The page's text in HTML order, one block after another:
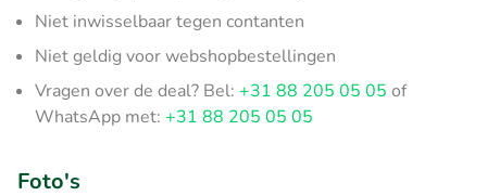
Niet inwisselbaar tegen contanten
Niet geldig voor webshopbestellingen
Vragen over de deal? Bel: +31 88 205 05 05 of
WhatsApp met: +31 88 205 05 05
Foto's